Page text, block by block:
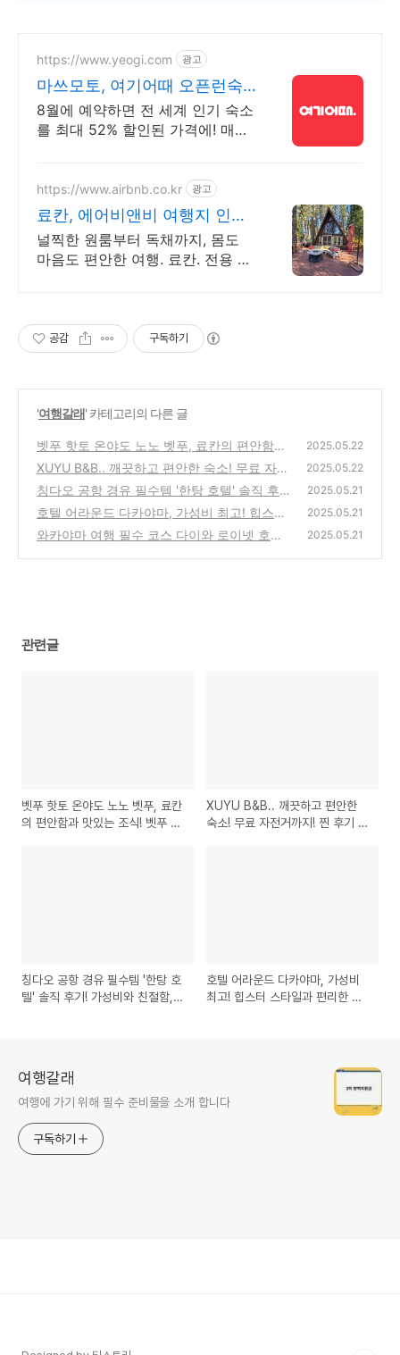
https://www.yeogi.com 광고
마쓰모토, 여기어때 오픈런숙
소 최대 81% 할인
8월에 예약하면 전 세계 인기 숙소
를 최대 52% 할인된 가격에! 매주
https://www.airbnb.co.kr 광고
료칸, 에어비앤비 여행지 인기
숙소 둘러보기
널찍한 원룸부터 독채까지, 몸도
마음도 편안한 여행. 료칸. 전용 테
공감 구독하기
'여행갈래' 카테고리의 다른 글
벳푸 핫토 온야도 노노 벳푸, 료칸의 편안함과
맛있는 조식! 벳푸 추천 호텔! 벳푸 료칸 조식
맛집
(0)
2025.05.22
XUYU B&B.. 깨끗하고 편안한 숙소! 무료 자전
거까지! 찐 후기 및 강력 추천 타이베이숙소 가
성비숙소 자전거여행
(0)
2025.05.22
칭다오 공항 경유 필수템 '한탕 호텔' 솔직 후
기! 가성비와 친절함, 그리고 아쉬운 점까지 칭
다오 공항호텔 솔직후기
(0)
2025.05.21
호텔 어라운드 다카야마, 가성비 최고! 힙스터
스타일과 편리한 교통의 완벽 조화! 추천 후기
2025.05.21
와카야마 여행 필수 코스 다이와 로이넷 호텔
2025.05.21
관련글
벳푸 핫토 온야도 노노 벳푸, 료칸
의 편안함과 맛있는 조식! 벳푸 추
XUYU B&B.. 깨끗하고 편안한
숙소! 무료 자전거까지! 찐 후기 및
칭다오 공항 경유 필수템 '한탕 호
텔' 솔직 후기! 가성비와 친절함,
호텔 어라운드 다카야마, 가성비
최고! 힙스터 스타일과 편리한 교
여행갈래
여행에 가기 위해 필수 준비물을 소개 합니다
구독하기